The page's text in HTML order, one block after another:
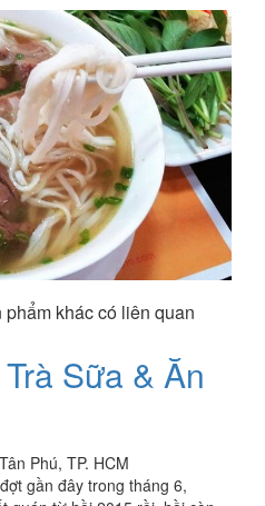
khác có liên quan
Sữa & Ăn
Phú, TP. HCM
gần đây trong tháng 6,